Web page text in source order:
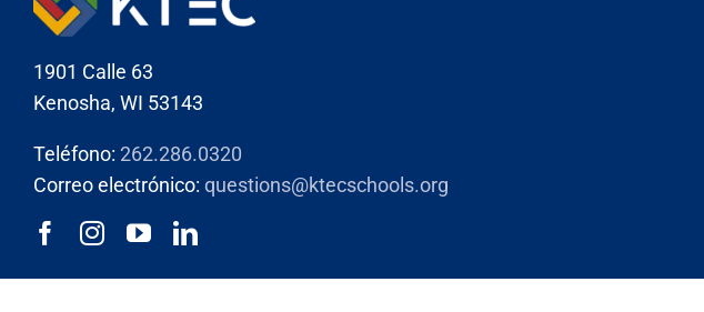
1901 Calle 63
Kenosha, WI 53143
Teléfono: 262.286.0320
Correo electrónico: questions@ktecschools.org